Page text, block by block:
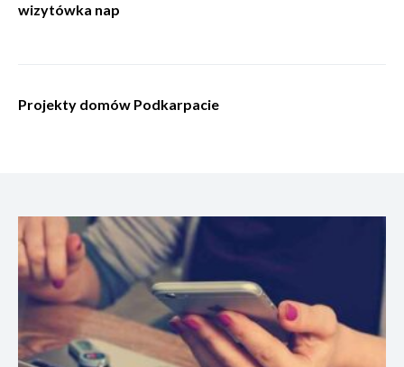
wizytówka nap
Projekty domów Podkarpacie